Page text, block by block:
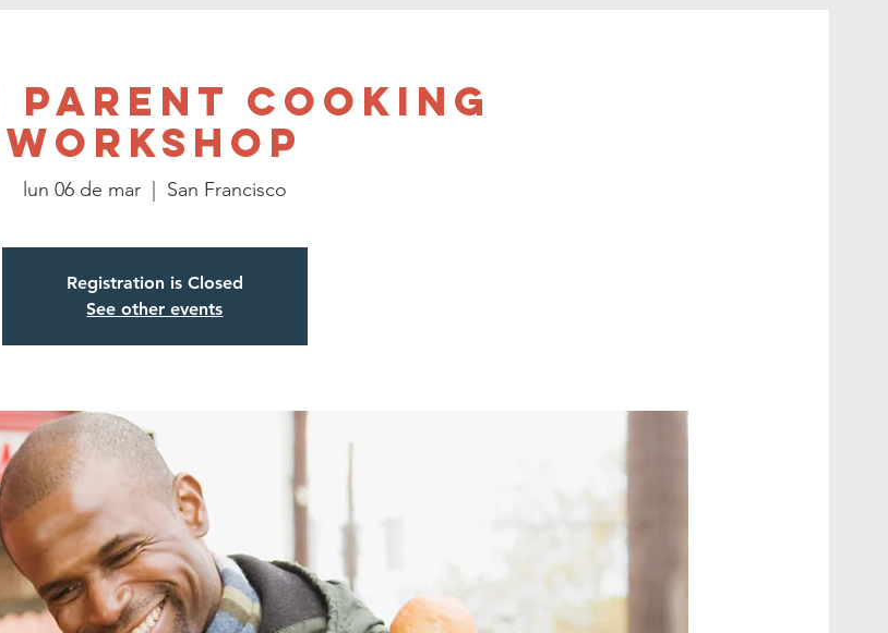
Parent Cooking
Workshop
lun 06 de mar
  |
San Francisco
Registration is Closed
See other events